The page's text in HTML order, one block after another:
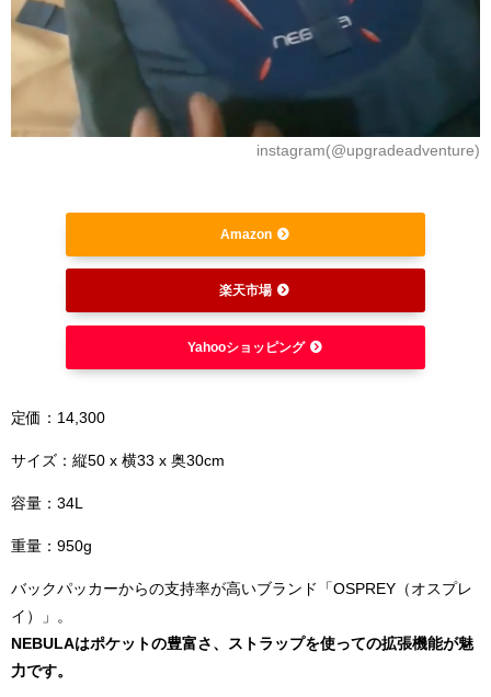
instagram(@upgradeadventure)
Amazon
楽天市場
Yahooショッピング
定価：14,300
サイズ：縦50 x 横33 x 奥30cm
容量：34L
重量：950g
バックパッカーからの支持率が高いブランド「OSPREY（オスプレ
イ）」。
NEBULAはポケットの豊富さ、ストラップを使っての拡張機能が魅
力です。